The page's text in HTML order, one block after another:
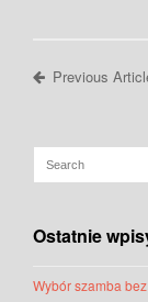
Previous
Ostatnie
Wybór szamba